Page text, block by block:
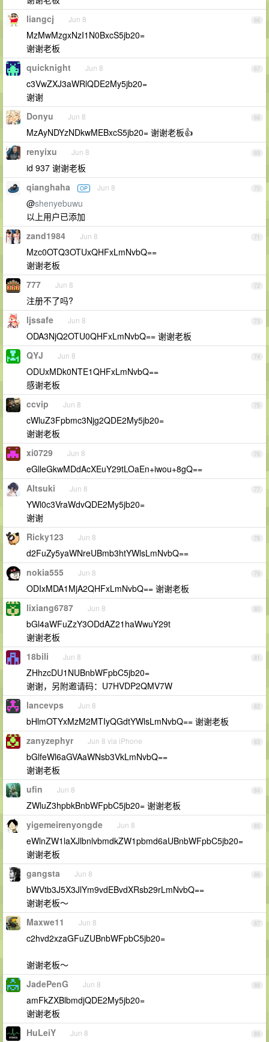
66
liangcj Jun 8
MzMwMzgxNzI1N0BxcS5jb20=
谢谢老板
67
quicknight Jun 8
c3VwZXJ3aWRlQDE2My5jb20=
谢谢
68
Donyu Jun 8
MzAyNDYzNDkwMEBxcS5jb20= 谢谢老板👍
69
renyixu Jun 8
id 937 谢谢老板
70
qianghaha OP Jun 8
@shenyebuwu
以上用户已添加
71
zand1984 Jun 8
Mzc0OTQ3OTUxQHFxLmNvbQ==
谢谢老板
72
777 Jun 8
注册不了吗?
73
ljssafe Jun 8
ODA3NjQ2OTU0QHFxLmNvbQ== 谢谢老板
74
QYJ Jun 8
ODUxMDk0NTE1QHFxLmNvbQ==
感谢老板
75
ccvip Jun 8
cWluZ3Fpbmc3Njg2QDE2My5jb20=
谢谢老板
76
xi0729 Jun 8
eGlleGkwMDdAcXEuY29tLOaEn+iwou+8gQ==
77
AItsuki Jun 8
YWl0c3VraWdvQDE2My5jb20=
谢谢
78
Ricky123 Jun 8
d2FuZy5yaWNreUBmb3htYWlsLmNvbQ==
79
nokia555 Jun 8
ODIxMDA1MjA2QHFxLmNvbQ== 谢谢老板
80
lixiang6787 Jun 8
bGl4aWFuZzY3ODdAZ21haWwuY29t
谢谢老板
81
18bili Jun 8
ZHhzcDU1NUBnbWFpbC5jb20=
谢谢，另附邀请码：U7HVDP2QMV7W
82
lancevps Jun 8
bHlmOTYxMzM2MTIyQGdtYWlsLmNvbQ== 谢谢老板
83
zanyzephyr Jun 8 via iPhone
bGlfeWl6aGVAaWNsb3VkLmNvbQ==
谢谢老板
84
ufin Jun 8
ZWluZ3hpbkBnbWFpbC5jb20= 谢谢老板
85
yigemeirenyongde Jun 8
eWlnZW1laXJlbnlvbmdkZW1pbmd6aUBnbWFpbC5jb20=
谢谢老板
86
gangsta Jun 8
bWVtb3J5X3JlYm9vdEBvdXRsb29rLmNvbQ==
谢谢老板～
87
Maxwe11 Jun 8
c2hvd2xzaGFuZUBnbWFpbC5jb20=
谢谢老板～
88
JadePenG Jun 8
amFkZXBlbmdjQDE2My5jb20=
谢谢老板
89
HuLeiY Jun 8